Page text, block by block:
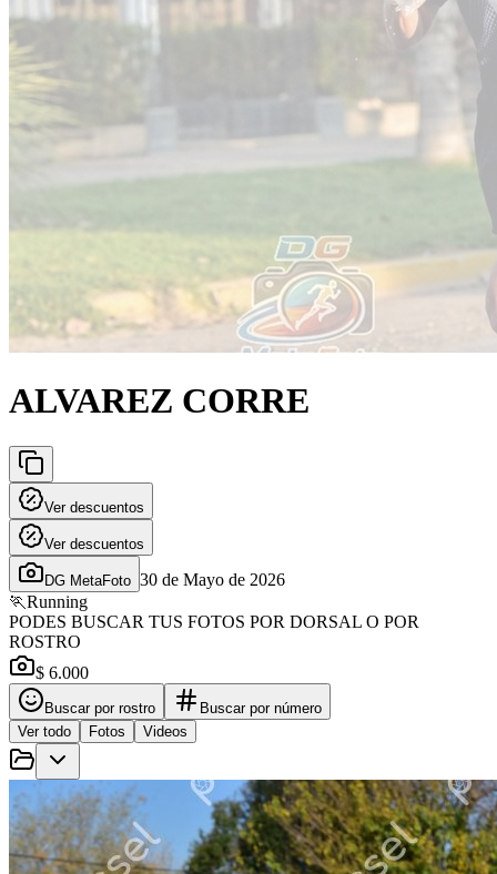
ALVAREZ CORRE
Ver descuentos
Ver descuentos
DG MetaFoto 30 de Mayo de 2026
🏃Running
PODES BUSCAR TUS FOTOS POR DORSAL O POR
ROSTRO
$ 6.000
Buscar por rostro
Buscar por número
Ver todo
Fotos Videos